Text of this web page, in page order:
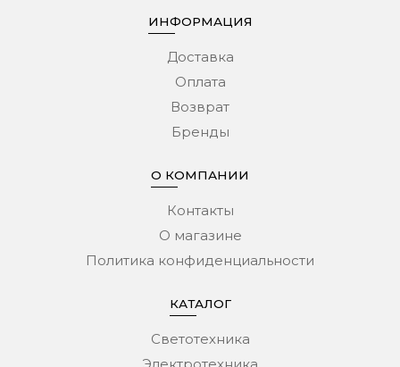
ИНФОРМАЦИЯ
Доставка
Оплата
Возврат
Бренды
О КОМПАНИИ
Контакты
О магазине
Политика конфиденциальности
КАТАЛОГ
Светотехника